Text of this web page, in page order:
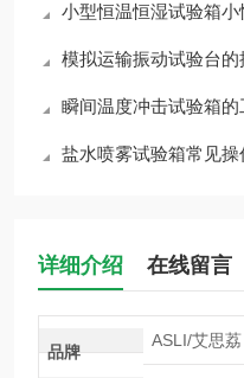
小型恒温恒湿试验箱小恒温
模拟运输振动试验台的
瞬间温度冲击试验箱
盐水喷雾试验箱常见
详细介绍 在线留言
品牌
ASLI/艾思荔